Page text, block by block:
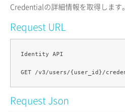
サービス一覧
サポート
Credentialの詳細情報を取得します。
Request URL
Identity API
Request Json